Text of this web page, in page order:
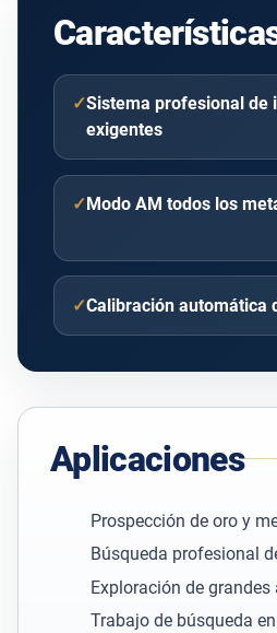
✓Sistema profesional de
exigentes
✓ Modo AM todos los
✓Calibración automática
Aplicaciones
Prospección de oro y
Búsqueda profesional
Exploración de
Trabajo de búsqueda